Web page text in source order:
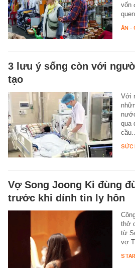
vốn
ĂN -
3 lưu ý sống còn với
tạo
Với
qua
cầu…
SỨC
Vợ Song Joong Ki đùng
trước khi dính tin ly hôn
thở
từ
vợ
STAR